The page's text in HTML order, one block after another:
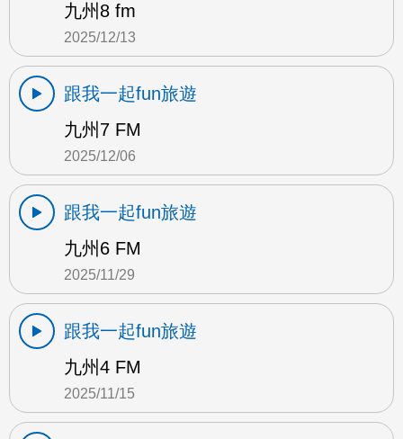
九州8 fm
2025/12/13
跟我一起fun旅遊
九州7 FM
2025/12/06
跟我一起fun旅遊
九州6 FM
2025/11/29
跟我一起fun旅遊
九州4 FM
2025/11/15